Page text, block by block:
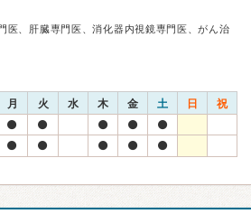
医、肝臓専門医、消化器内視鏡専門医、がん治
月 火 水 木 金 土 日 祝